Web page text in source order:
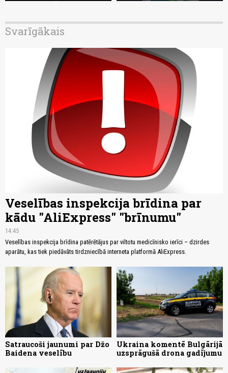
Svarīgākais
Veselības inspekcija brīdina par
kādu "AliExpress" "brīnumu"
14:45
Veselības inspekcija brīdina patērētājus par viltotu medicīnisko ierīci – dzirdes
aparātu, kas tiek piedāvāts tirdzniecībā interneta platformā AliExpress.
Satraucoši jaunumi par Džo
Baidena veselību
Ukraina komentē Bulgārijā
uzsprāgušā drona gadījumu